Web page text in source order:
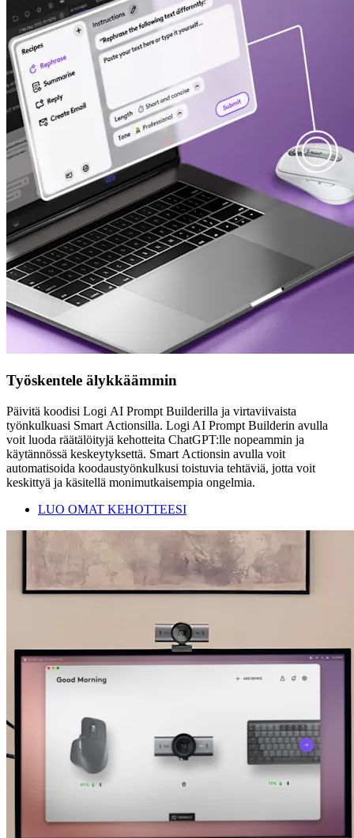
Työskentele älykkäämmin
Päivitä koodisi Logi AI Prompt Builderilla ja virtaviivaista
työnkulkuasi Smart Actionsilla. Logi AI Prompt Builderin avulla
voit luoda räätälöityjä kehotteita ChatGPT:lle nopeammin ja
käytännössä keskeytyksettä. Smart Actionsin avulla voit
automatisoida koodaustyönkulkusi toistuvia tehtäviä, jotta voit
keskittyä ja käsitellä monimutkaisempia ongelmia.
LUO OMAT KEHOTTEESI